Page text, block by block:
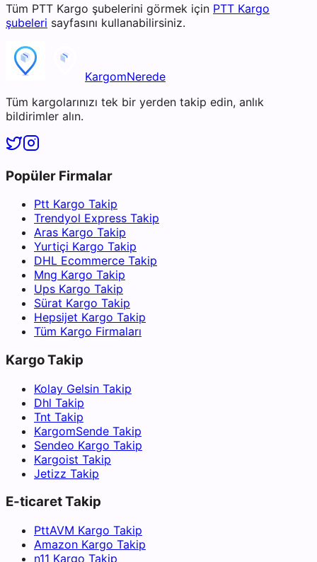
Tüm PTT Kargo şubelerini görmek için PTT Kargo
şubeleri sayfasını kullanabilirsiniz.
KargomNerede
Tüm kargolarınızı tek bir yerden takip edin, anlık
bildirimler alın.
Popüler Firmalar
Ptt Kargo Takip
Trendyol Express Takip
Aras Kargo Takip
Yurtiçi Kargo Takip
DHL Ecommerce Takip
Mng Kargo Takip
Ups Kargo Takip
Sürat Kargo Takip
Hepsijet Kargo Takip
Tüm Kargo Firmaları
Kargo Takip
Kolay Gelsin Takip
Dhl Takip
Tnt Takip
KargomSende Takip
Sendeo Kargo Takip
Kargoist Takip
Jetizz Takip
E-ticaret Takip
PttAVM Kargo Takip
Amazon Kargo Takip
n11 Kargo Takip